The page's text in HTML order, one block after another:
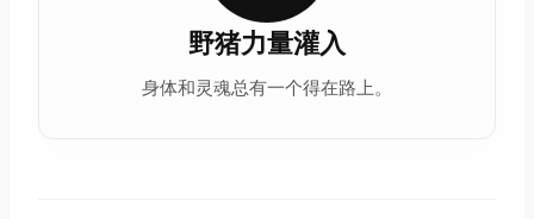
野猪力量灌入
身体和灵魂总有一个得在路上。